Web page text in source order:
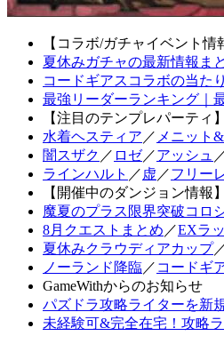
【コラボ/ガチャイベント情
夏休みガチャの最新情報ま
コードギアスコラボの当た
最強リーダーランキング｜
【注目のテンプレパーティ】
水着ヘスティア ／ メニット
闇スザク ／ ロゼ／アッシュ
ラインハルト ／ 虚 ／フリー
【開催中のダンジョン情報】
魔夏のプラス限界突破コロ
8月クエストまとめ ／EXラ
夏休みクラウディアカップ
ノーランド降臨／ コードギ
GameWithからのお知らせ
パズドラ攻略ライターを新
未経験可&完全在宅！攻略ラ